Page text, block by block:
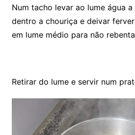
Num tacho levar ao lume água
dentro a chouriça e deivar
em lume médio para não
Retirar do lume e servir num